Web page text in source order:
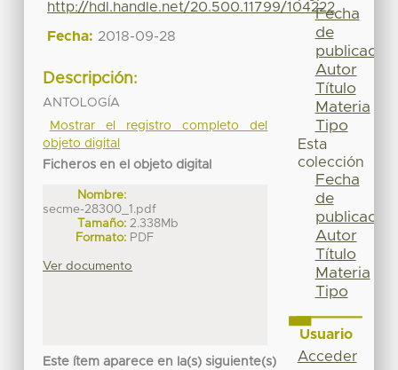
http://hdl.handle.net/20.500.11799/104222
Fecha: 2018-09-28
Descripción:
ANTOLOGÍA
Mostrar el registro completo del
objeto digital
Ficheros en el objeto digital
Nombre:
secme-28300_1.pdf
Tamaño: 2.338Mb
Formato: PDF
Ver documento
Este ítem aparece en la(s) siguiente(s)
Fecha
de
publicación
Autor
Título
Materia
Tipo
Esta
colección
Fecha
de
publicación
Autor
Título
Materia
Tipo
Usuario
Acceder